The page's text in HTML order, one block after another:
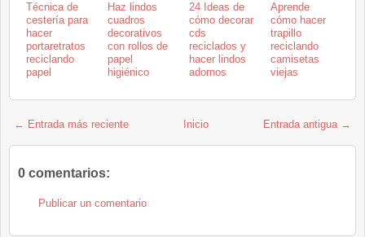
Técnica de
cestería para
hacer
portaretratos
reciclando
papel
Haz lindos
cuadros
decorativos
con rollos de
papel
higiénico
24 Ideas de
cómo decorar
cds
reciclados y
hacer lindos
adornos
Aprende
cómo hacer
trapillo
reciclando
camisetas
viejas
← Entrada más reciente Entrada antigua →
Inicio
0 comentarios:
Publicar un comentario